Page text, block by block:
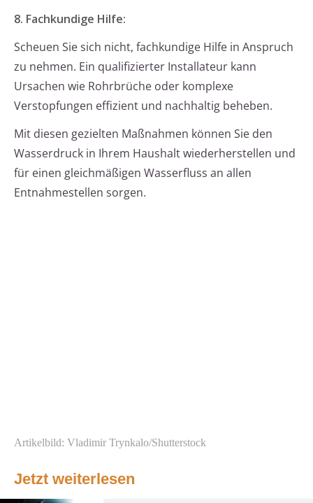
8. Fachkundige Hilfe:
Scheuen Sie sich nicht, fachkundige Hilfe in Anspruch
zu nehmen. Ein qualifizierter Installateur kann
Ursachen wie Rohrbrüche oder komplexe
Verstopfungen effizient und nachhaltig beheben.
Mit diesen gezielten Maßnahmen können Sie den
Wasserdruck in Ihrem Haushalt wiederherstellen und
für einen gleichmäßigen Wasserfluss an allen
Entnahmestellen sorgen.
Artikelbild: Vladimir Trynkalo/Shutterstock
Jetzt weiterlesen